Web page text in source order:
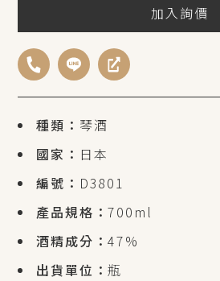
種類： 琴酒
國家： 日本
編號： D3801
產品規格：700ml
酒精成分：47%
出貨單位：瓶
加入詢價